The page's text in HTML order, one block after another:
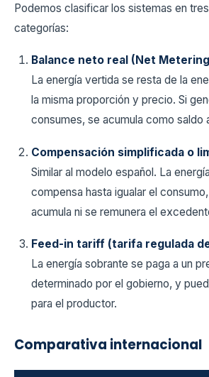
Podemos clasificar los sistemas en
categorías:
Balance neto real (Net
La energía vertida se resta de la
la misma proporción y precio. Si
consumes, se acumula como saldo
Compensación simplificada o
Similar al modelo español. La
compensa hasta igualar el
acumula ni se remunera el
Feed-in tariff (tarifa regulada
La energía sobrante se paga a un
determinado por el gobierno, y
para el productor.
Comparativa internacional